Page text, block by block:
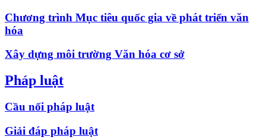
Chương trình Mục tiêu quốc gia về phát triển văn
hóa
Xây dựng môi trường Văn hóa cơ sở
Pháp luật
Cầu nối pháp luật
Giải đáp pháp luật